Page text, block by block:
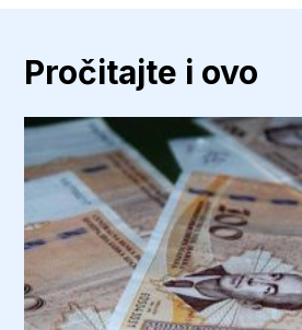
Pročitajte i ovo